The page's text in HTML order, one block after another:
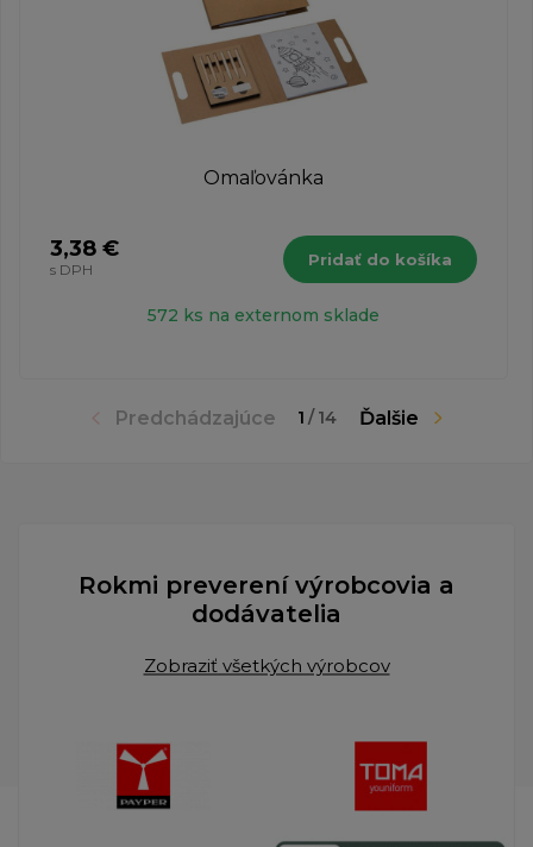
Predchádzajúce 1 / 14 Ďalšie
Omaľovánka
3,38 €
s DPH
Pridať do košíka
572 ks na externom sklade
Rokmi preverení výrobcovia a
dodávatelia
Zobraziť všetkých výrobcov